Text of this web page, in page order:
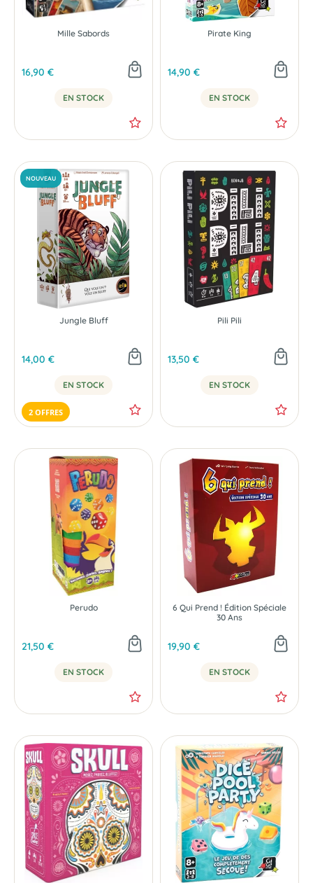
Mille Sabords
16,90 €
EN STOCK
Pirate King
14,90 €
EN STOCK
Jungle Bluff
14,00 €
EN STOCK
2 OFFRES
Pili Pili
13,50 €
EN STOCK
Perudo
21,50 €
EN STOCK
6 Qui Prend ! Édition Spéciale
30 Ans
19,90 €
EN STOCK